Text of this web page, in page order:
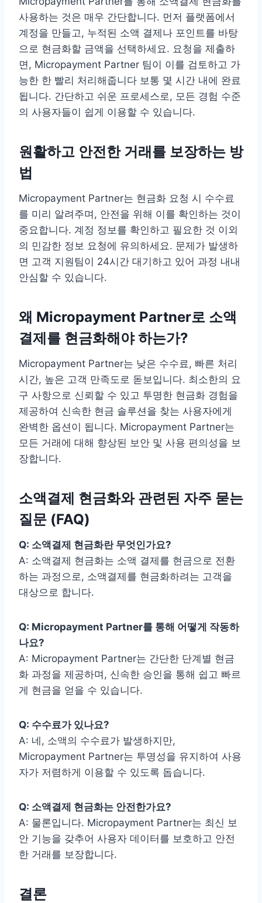
사용하는 것은 매우 간단합니다. 먼저 플랫폼에서
계정을 만들고, 누적된 소액 결제나 포인트를 바탕
으로 현금화할 금액을 선택하세요. 요청을 제출하
면, Micropayment Partner 팀이 이를 검토하고 가
능한 한 빨리 처리해줍니다 보통 몇 시간 내에 완료
됩니다. 간단하고 쉬운 프로세스로, 모든 경험 수준
의 사용자들이 쉽게 이용할 수 있습니다.
원활하고 안전한 거래를 보장하는 방
법
Micropayment Partner는 현금화 요청 시 수수료
를 미리 알려주며, 안전을 위해 이를 확인하는 것이
중요합니다. 계정 정보를 확인하고 필요한 것 이외
의 민감한 정보 요청에 유의하세요. 문제가 발생하
면 고객 지원팀이 24시간 대기하고 있어 과정 내내
안심할 수 있습니다.
왜 Micropayment Partner로 소액
결제를 현금화해야 하는가?
Micropayment Partner는 낮은 수수료, 빠른 처리
시간, 높은 고객 만족도로 돋보입니다. 최소한의 요
구 사항으로 신뢰할 수 있고 투명한 현금화 경험을
제공하여 신속한 현금 솔루션을 찾는 사용자에게
완벽한 옵션이 됩니다. Micropayment Partner는
모든 거래에 대해 향상된 보안 및 사용 편의성을 보
장합니다.
소액결제 현금화와 관련된 자주 묻는
질문 (FAQ)
Q: 소액결제 현금화란 무엇인가요?
A: 소액결제 현금화는 소액 결제를 현금으로 전환
하는 과정으로, 소액결제를 현금화하려는 고객을
대상으로 합니다.
Q: Micropayment Partner를 통해 어떻게 작동하
나요?
A: Micropayment Partner는 간단한 단계별 현금
화 과정을 제공하며, 신속한 승인을 통해 쉽고 빠르
게 현금을 얻을 수 있습니다.
Q: 수수료가 있나요?
A: 네, 소액의 수수료가 발생하지만,
Micropayment Partner는 투명성을 유지하여 사용
자가 저렴하게 이용할 수 있도록 돕습니다.
Q: 소액결제 현금화는 안전한가요?
A: 물론입니다. Micropayment Partner는 최신 보
안 기능을 갖추어 사용자 데이터를 보호하고 안전
한 거래를 보장합니다.
결론